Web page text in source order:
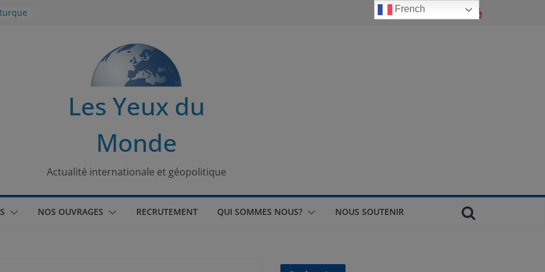
Les Yeux du
Monde
Actualité internationale et géopolitique
NOS OUVRAGES RECRUTEMENT QUI SOMMES NOUS? NOUS SOUTENIR
French